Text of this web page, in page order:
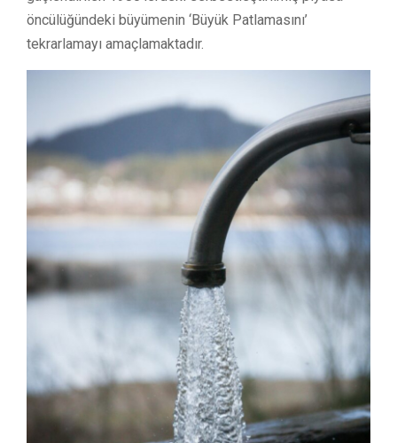
öncülüğündeki büyümenin ‘Büyük Patlamasını’
tekrarlamayı amaçlamaktadır.